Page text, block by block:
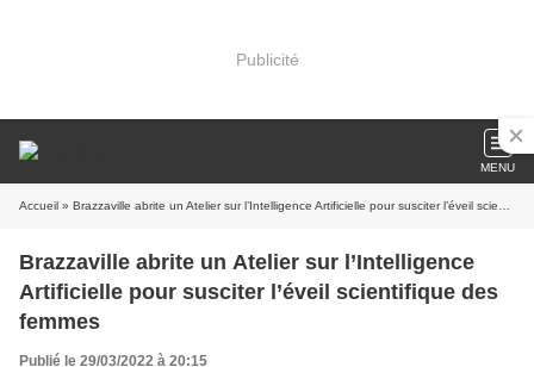
Publicité
MENU
Accueil » Brazzaville abrite un Atelier sur l’Intelligence Artificielle pour susciter l’éveil scientifique des femmes
Brazzaville abrite un Atelier sur l’Intelligence
Artificielle pour susciter l’éveil scientifique des
femmes
Publié le 29/03/2022 à 20:15